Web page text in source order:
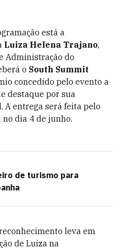
está a
Luiza Helena Trajano,
Administração do
o South Summit
concedido pelo evento a
destaque por sua
A entrega será feita pelo
no dia 4 de junho.
de turismo para
leva em
de Luiza na